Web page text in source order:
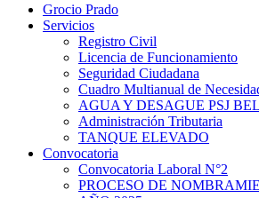
Grocio Prado
Servicios
Registro Civil
Licencia de Funcionamiento
Seguridad Ciudadana
Cuadro Multianual de
AGUA Y DESAGUE PSJ
Administración Tributaria
TANQUE ELEVADO
Convocatoria
Convocatoria Laboral N°2
PROCESO DE